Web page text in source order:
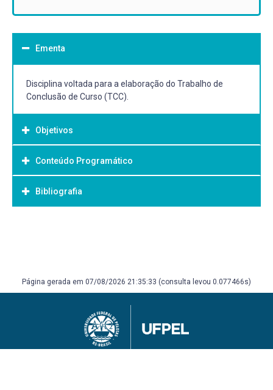
Ementa
Disciplina voltada para a elaboração do Trabalho de
Conclusão de Curso (TCC).
Objetivos
Objetivo Geral:
Oportunizar ao aluno a elaboração do trabalho de
conclusão de curso.
Conteúdo Programático
Bibliografia
Página gerada em 07/08/2026 21:35:33 (consulta levou 0.077466s)